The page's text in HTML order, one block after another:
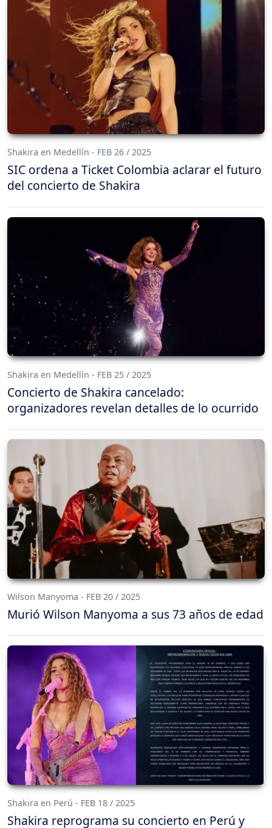
Shakira en Medellín - FEB 26 / 2025
SIC ordena a Ticket Colombia aclarar el futuro
del concierto de Shakira
Shakira en Medellín - FEB 25 / 2025
Concierto de Shakira cancelado:
organizadores revelan detalles de lo ocurrido
Wilson Manyoma - FEB 20 / 2025
Murió Wilson Manyoma a sus 73 años de edad
Shakira en Perú - FEB 18 / 2025
Shakira reprograma su concierto en Perú y